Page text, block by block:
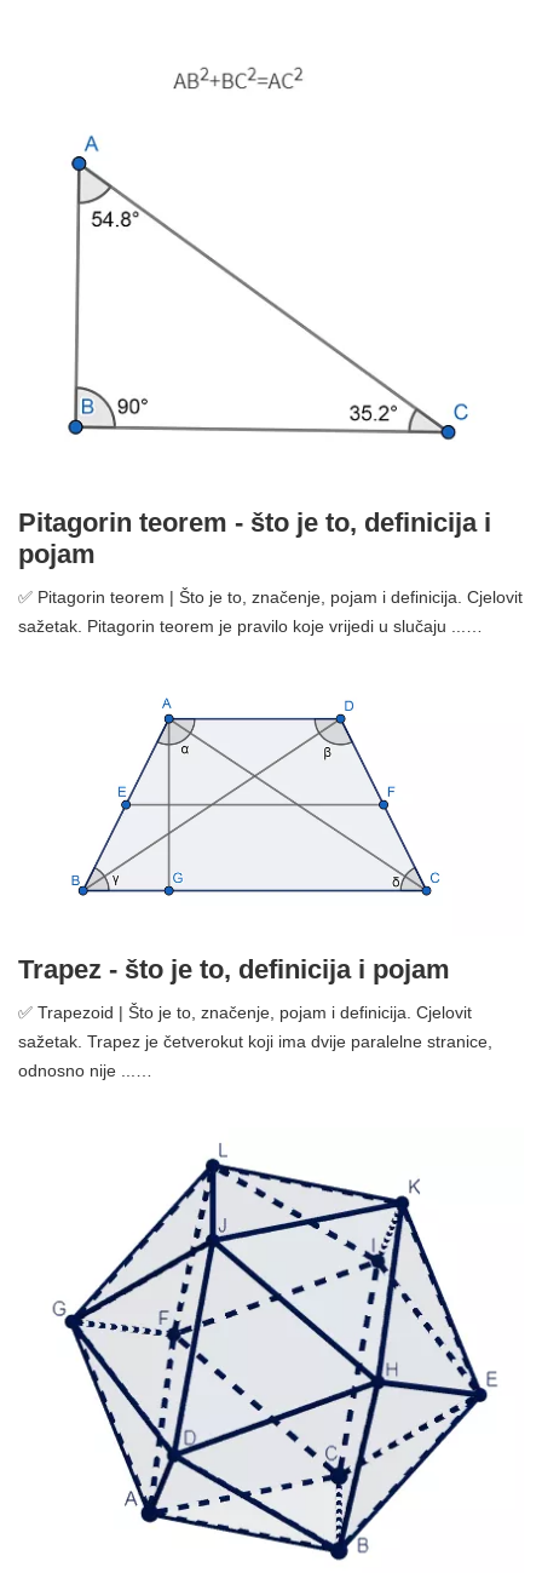
Pitagorin teorem - što je to, definicija i
pojam
✅ Pitagorin teorem | Što je to, značenje, pojam i definicija. Cjelovit
sažetak. Pitagorin teorem je pravilo koje vrijedi u slučaju ...…
Trapez - što je to, definicija i pojam
✅ Trapezoid | Što je to, značenje, pojam i definicija. Cjelovit
sažetak. Trapez je četverokut koji ima dvije paralelne stranice,
odnosno nije ...…